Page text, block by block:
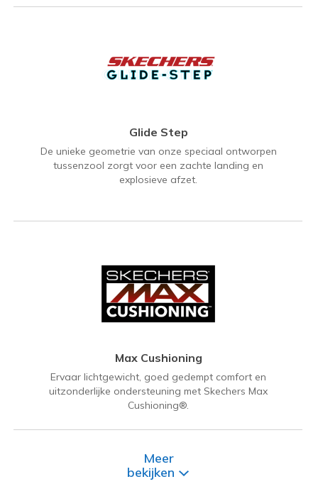
Glide Step
De unieke geometrie van onze speciaal ontworpen
tussenzool zorgt voor een zachte landing en
explosieve afzet.
Max Cushioning
Ervaar lichtgewicht, goed gedempt comfort en
uitzonderlijke ondersteuning met Skechers Max
Cushioning®.
Meer
bekijken